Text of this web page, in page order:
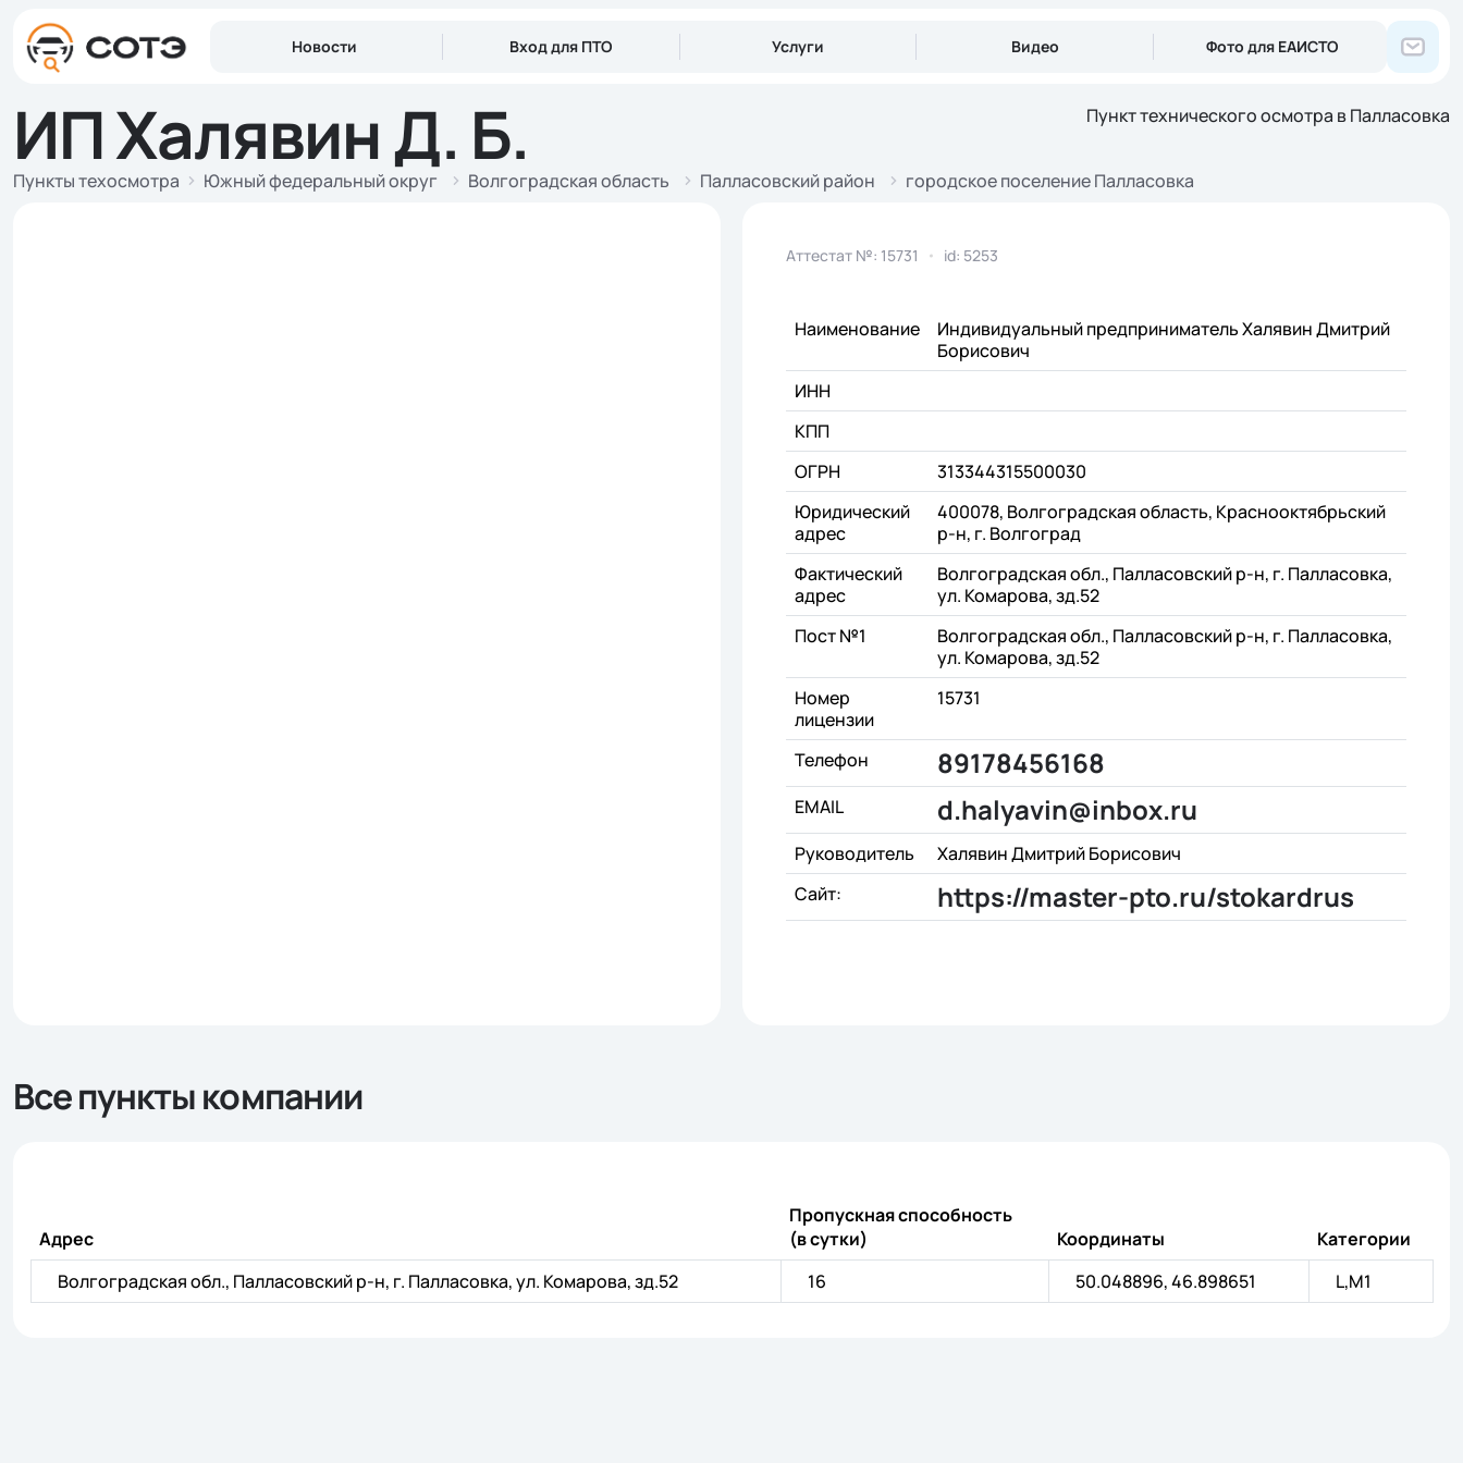
Новости Вход для ПТО Услуги Видео Фото для ЕАИСТО
ИП Халявин Д. Б. Пункт технического осмотра в Палласовка
Пункты техосмотра Южный федеральный округ Волгоградская область Палласовский район городское поселение Палласовка
Аттестат №: 15731 id: 5253
Наименование
Индивидуальный предприниматель Халявин Дмитрий
Борисович
ИНН
КПП
ОГРН
313344315500030
Юридический
адрес
400078, Волгоградская область, Краснооктябрьский
р-н, г. Волгоград
Фактический
адрес
Волгоградская обл., Палласовский р-н, г. Палласовка,
ул. Комарова, зд.52
Пост №1
Волгоградская обл., Палласовский р-н, г. Палласовка,
ул. Комарова, зд.52
Номер
лицензии
15731
Телефон 89178456168
EMAIL d.halyavin@inbox.ru
Руководитель
Халявин Дмитрий Борисович
Сайт:
https://master-pto.ru/stokardrus
Все пункты компании
Адрес
Пропускная способность
(в сутки)
Координаты
Категории
Волгоградская обл., Палласовский р-н, г. Палласовка, ул. Комарова, зд.52
16 50.048896, 46.898651 L,M1